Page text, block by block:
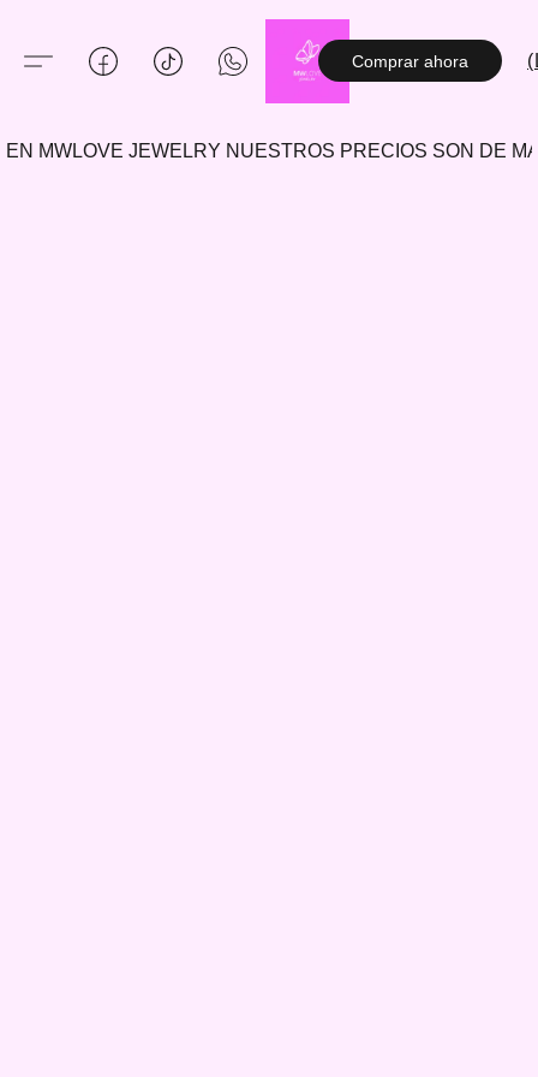
Comprar ahora
EN MWLOVE JEWELRY NUESTROS PRECIOS SON DE